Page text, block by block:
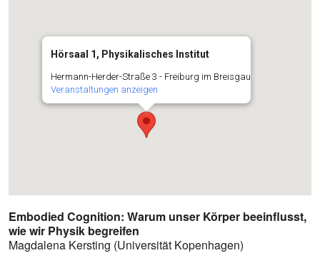
Hörsaal 1, Physikalisches Institut
Hermann-Herder-Straße 3 - Freiburg im Breisgau
Veranstaltungen anzeigen
Embodied Cognition: Warum unser Körper beeinflusst,
wie wir Physik begreifen
Magdalena Kersting (Universität Kopenhagen)